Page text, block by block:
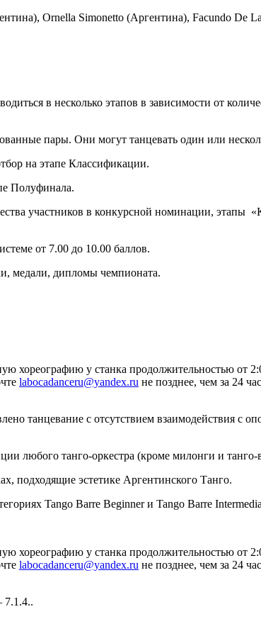
Ornella Simonetto (Аргентина), Facundo De
в несколько этапов в зависимости от
пары. Они могут танцевать один или
на этапе Классификации.
Полуфинала.
участников в конкурсной номинации, этапы
от 7.00 до 10.00 баллов.
медали, дипломы чемпионата.
хореографию у станка продолжительностью от
labocadanceru@yandex.ru не позднее, чем за 24
танцевание с отсутствием взаимодействия с
любого танго-оркестра (кроме милонги и танго-
подходящие эстетике Аргентинского Танго.
Tango Barre Beginner и Tango Barre
хореографию у станка продолжительностью от
labocadanceru@yandex.ru не позднее, чем за 24
7.1.4..